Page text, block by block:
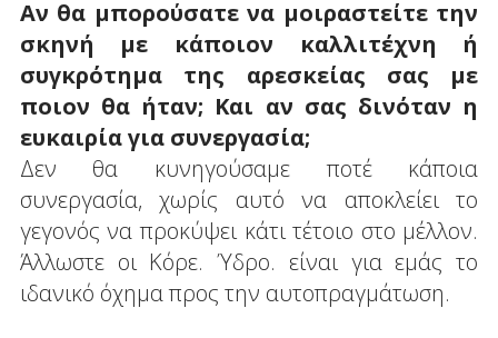
Αν θα μπορούσατε να μοιραστείτε την
σκηνή με κάποιον καλλιτέχνη ή
συγκρότημα της αρεσκείας σας με
ποιον θα ήταν; Και αν σας δινόταν η
ευκαιρία για συνεργασία;
Δεν θα κυνηγούσαμε ποτέ κάποια
συνεργασία, χωρίς αυτό να αποκλείει το
γεγονός να προκύψει κάτι τέτοιο στο μέλλον.
Άλλωστε οι Κόρε. Ύδρο. είναι για εμάς το
ιδανικό όχημα προς την αυτοπραγμάτωση.